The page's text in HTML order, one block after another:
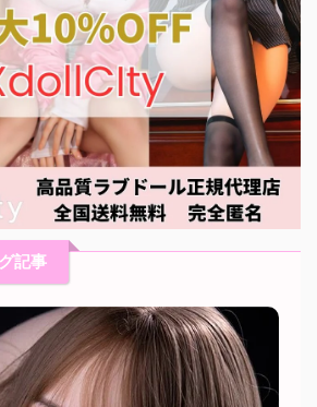
記事